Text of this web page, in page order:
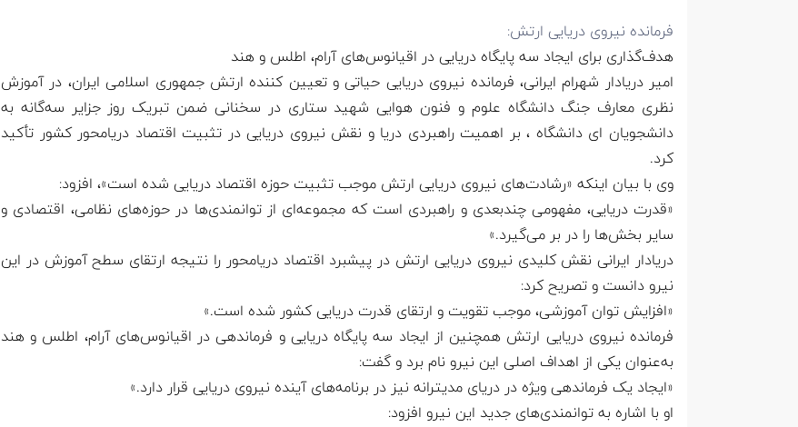
فرمانده نیروی دریایی ارتش:
هدف‌گذاری برای ایجاد سه پایگاه دریایی در اقیانوس‌های آرام، اطلس و هند
امیر دریادار شهرام ایرانی، فرمانده نیروی دریایی حیاتی و تعیین کننده ارتش جمهوری اسلامی ایران، در آموزش
نظری معارف جنگ دانشگاه علوم و فنون هوایی شهید ستاری در سخنانی ضمن تبریک روز جزایر سه‌گانه به
دانشجویان ای دانشگاه ، بر اهمیت راهبردی دریا و نقش نیروی دریایی در تثبیت اقتصاد دریامحور کشور تأکید
کرد.
وی با بیان اینکه «رشادت‌های نیروی دریایی ارتش موجب تثبیت حوزه اقتصاد دریایی شده است»، افزود:
«قدرت دریایی، مفهومی چندبعدی و راهبردی است که مجموعه‌ای از توانمندی‌ها در حوزه‌های نظامی، اقتصادی و
سایر بخش‌ها را در بر می‌گیرد.»
دریادار ایرانی نقش کلیدی نیروی دریایی ارتش در پیشبرد اقتصاد دریامحور را نتیجه ارتقای سطح آموزش در این
نیرو دانست و تصریح کرد:
«افزایش توان آموزشی، موجب تقویت و ارتقای قدرت دریایی کشور شده است.»
فرمانده نیروی دریایی ارتش همچنین از ایجاد سه پایگاه دریایی و فرماندهی در اقیانوس‌های آرام، اطلس و هند
به‌عنوان یکی از اهداف اصلی این نیرو نام برد و گفت:
«ایجاد یک فرماندهی ویژه در دریای مدیترانه نیز در برنامه‌های آینده نیروی دریایی قرار دارد.»
او با اشاره به توانمندی‌های جدید این نیرو افزود: